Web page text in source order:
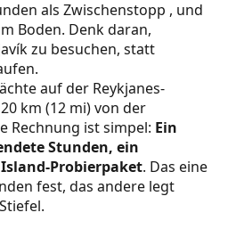
-Ausgaben:
Blue Lagoon/Sky
(alles, was du vor dem Flug
Zwischenstopp
Route reserviert
Slots (schnell
als Zwischenstopp , und
Boden. Denk daran,
zu besuchen, statt
auf der Reykjanes-
km (12 mi) von der
Rechnung ist simpel: Ein
Stunden, ein
Probierpaket. Das eine
fest, das andere legt